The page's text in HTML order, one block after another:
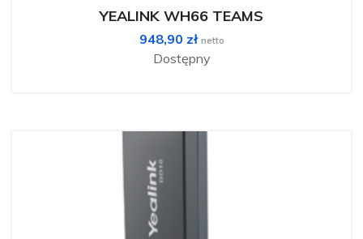
można
wybrać
stronie
produktu
YEALINK WH66 TEAMS
948,90 zł netto
Dostępny